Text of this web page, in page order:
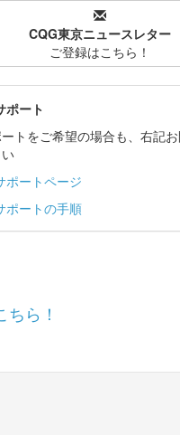
CQG東京ニュースレター
ご登録はこちら！
ポート
トをご希望の場合も、右記
ポートページ
ポートの手順
ら！